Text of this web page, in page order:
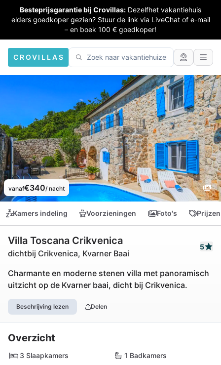
Besteprijsgarantie bij Crovillas: Dezelfhet vakantiehuis
elders goedkoper gezien? Stuur de link via LiveChat of e-mail
– en boek 100 € goedkoper!
CROVILLAS
vanaf€340/ nacht
Kamers indeling Voorzieningen Foto's
Villa Toscana Crikvenica
dichtbij Crikvenica, Kvarner Baai
5
Charmante en moderne stenen villa met panoramisch
uitzicht op de Kvarner baai, dicht bij Crikvenica.
Beschrijving lezen Delen
Overzicht
3 Slaapkamers
1 Badkamers